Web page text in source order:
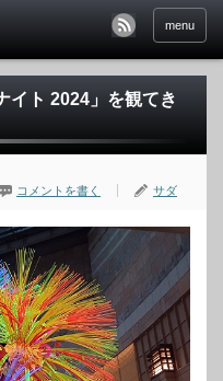
menu
イト 2024」を観てき
コメントを書く サダ